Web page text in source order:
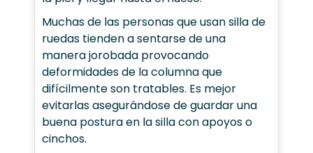
Muchas de las personas que usan silla de
ruedas tienden a sentarse de una
manera jorobada provocando
deformidades de la columna que
difícilmente son tratables. Es mejor
evitarlas asegurándose de guardar una
buena postura en la silla con apoyos o
cinchos.